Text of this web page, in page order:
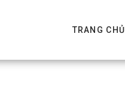
TRANG CHỦ